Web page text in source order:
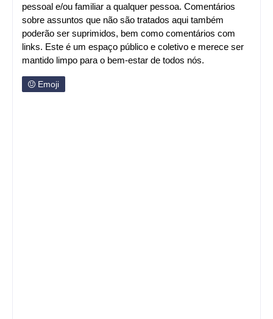
pessoal e/ou familiar a qualquer pessoa. Comentários
sobre assuntos que não são tratados aqui também
poderão ser suprimidos, bem como comentários com
links. Este é um espaço público e coletivo e merece ser
mantido limpo para o bem-estar de todos nós.
Emoji